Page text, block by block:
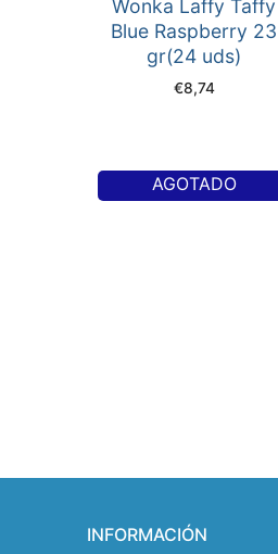
Wonka Laffy Taffy
Blue Raspberry 23
gr(24 uds)
€8,74
AGOTADO
INFORMACIÓN